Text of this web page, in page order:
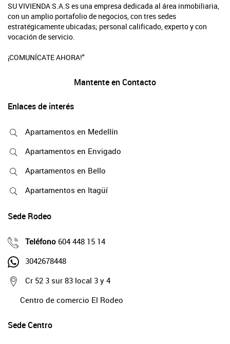
SU VIVIENDA S.A.S es una empresa dedicada al área inmobiliaria,
con un amplio portafolio de negocios, con tres sedes
estratégicamente ubicadas; personal calificado, experto y con
vocación de servicio.
¡COMUNÍCATE AHORA!"
Mantente en Contacto
Enlaces de interés
Apartamentos en Medellín
Apartamentos en Envigado
Apartamentos en Bello
Apartamentos en Itagüí
Sede Rodeo
Teléfono 604 448 15 14
3042678448
Cr 52 3 sur 83 local 3 y 4
Centro de comercio El Rodeo
Sede Centro